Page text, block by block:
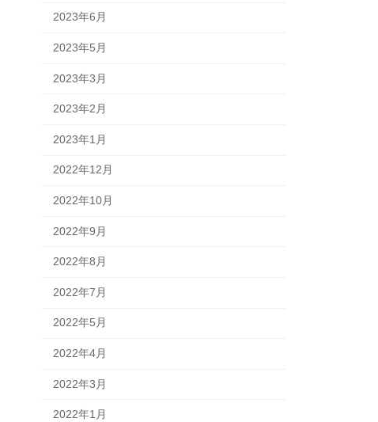
2023年6月
2023年5月
2023年3月
2023年2月
2023年1月
2022年12月
2022年10月
2022年9月
2022年8月
2022年7月
2022年5月
2022年4月
2022年3月
2022年1月